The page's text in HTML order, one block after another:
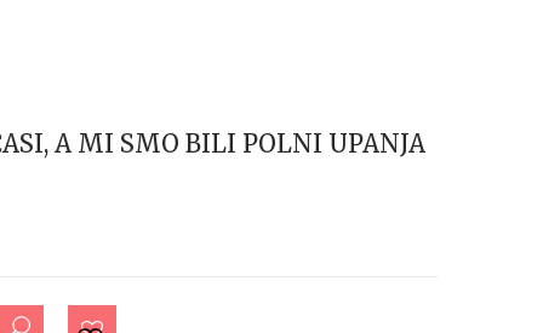
A MI SMO BILI POLNI UPANJA